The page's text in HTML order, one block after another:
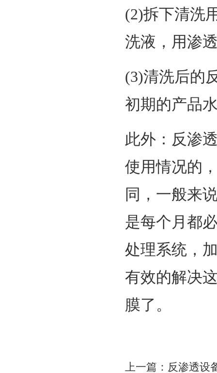
(2)拆下清洗
洗液，用渗
(3)清洗后的
初期的产品
此外：反渗
使用情况的
同，一般来
是每个月都
处理系统，
有效的解决
膜了。
上一篇： 反渗透设